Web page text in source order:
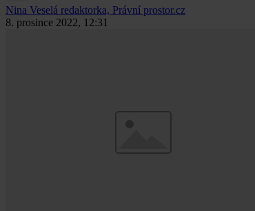
Nina Veselá redaktorka, Právní prostor.cz
8. prosince 2022, 12:31